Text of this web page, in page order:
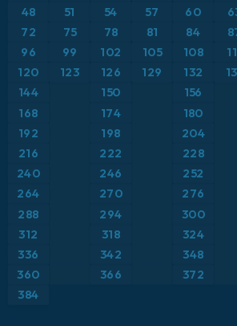
ICON ドイツ 2 km
イタリア
オーストリア
ギリシャ
スイス
スカンジナビア
スペイン
トルコ
気温異常（2m）
気温異常（850hPa）
気温（2m）
気温（850hPa）
積雪深
突風
突風（最大）
48 51 54 57 60
72
75 78 81 84
96 99 102 105 108
120 123 126 129 132
144 150 156
168
174 180
192
198 204
216
222 228
240 246 252
264 270 276
288
294 300
312
318 324
336
342 348
360 366 372
384